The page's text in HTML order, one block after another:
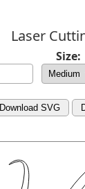
Laser
Size:
Download SVG